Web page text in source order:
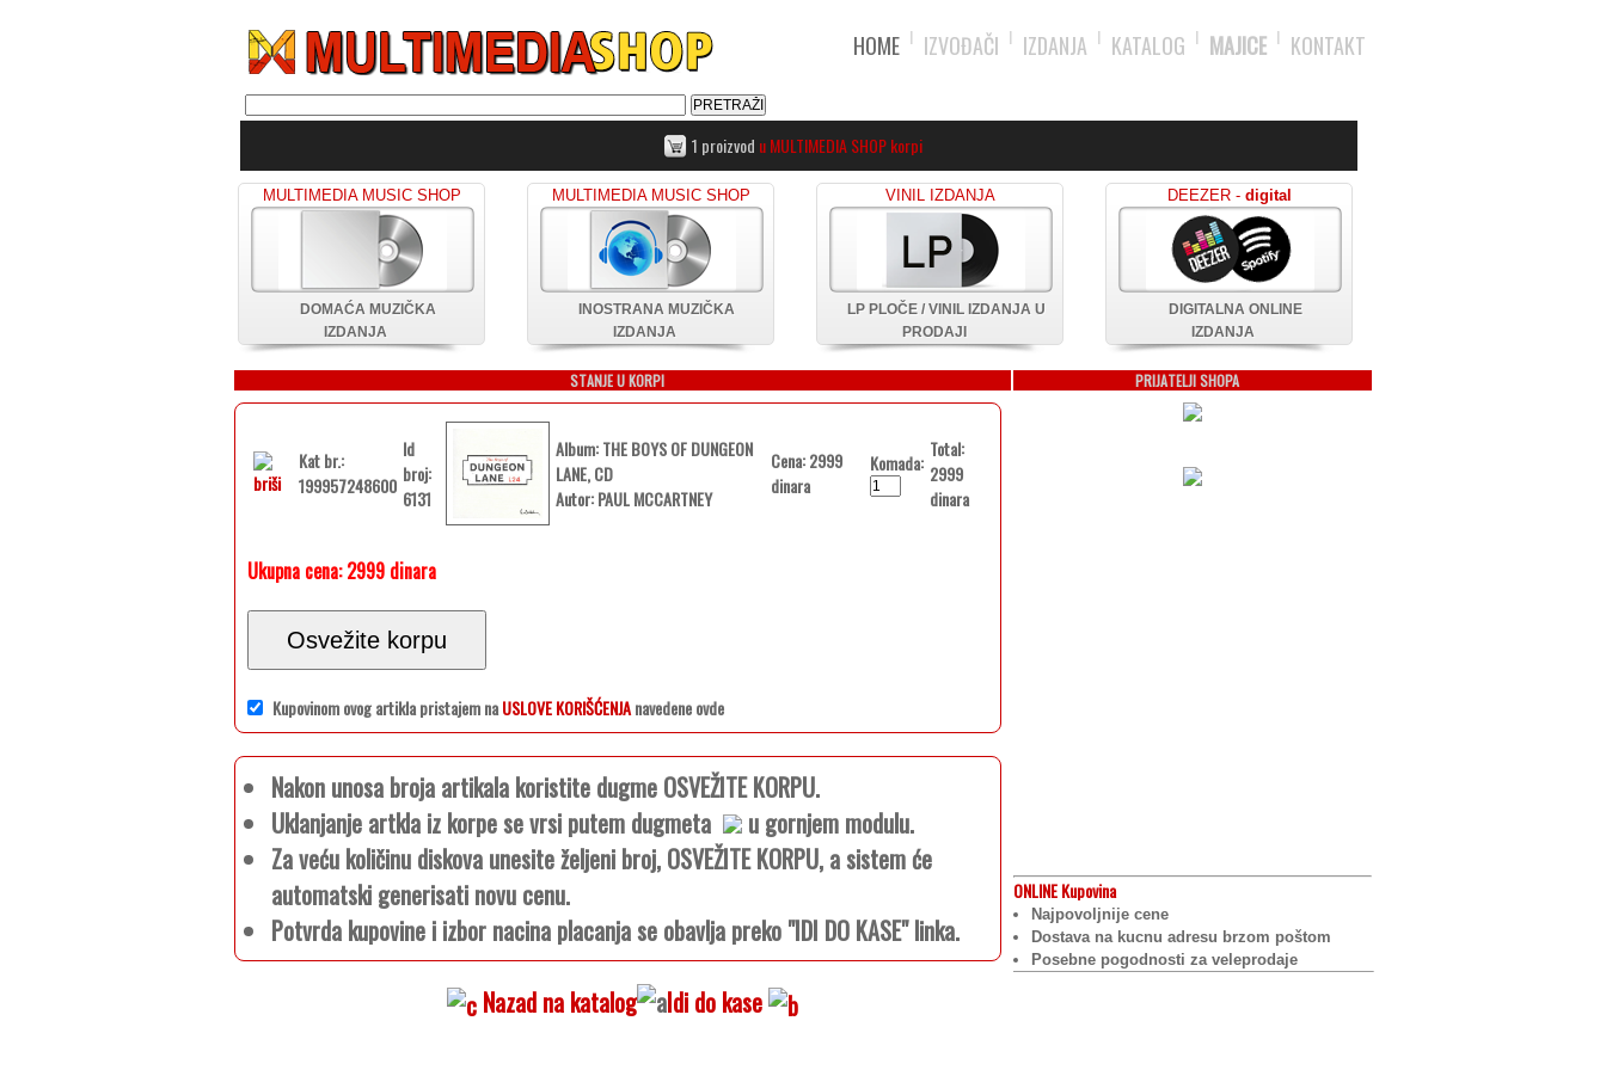
HOME IZVOĐAČI IZDANJA KATALOG MAJICE KONTAKT
1 proizvod u MULTIMEDIA SHOP korpi
MULTIMEDIA MUSIC SHOP
DOMAĆA MUZIČKA
IZDANJA
MULTIMEDIA MUSIC SHOP
INOSTRANA MUZIČKA
IZDANJA
VINIL IZDANJA
LP PLOČE / VINIL IZDANJA U
PRODAJI
DEEZER - digital
DIGITALNA ONLINE
IZDANJA
STANJE U KORPI
Kat br.:
199957248600
Id
broj:
6131
Album: THE BOYS OF DUNGEON
LANE, CD
Autor: PAUL MCCARTNEY
Cena: 2999
dinara
Komada:
Total:
2999
dinara
Ukupna cena:2999 dinara
Osvežite korpu
Kupovinom ovog artikla pristajem naUSLOVE KORIŠĆENJAnavedene ovde
Nakon unosa broja artikala koristite dugme OSVEŽITE KORPU.
Uklanjanje artkla iz korpe se vrsi putem dugmeta
u gornjem modulu.
Za veću količinu diskova unesite željeni broj, OSVEŽITE KORPU, a sistem će
automatski generisati novu cenu.
Potvrda kupovine i izbor nacina placanja se obavlja preko "IDI DO KASE" linka.
Nazad na katalog
Idi do kase
PRIJATELJI SHOPA
ONLINEKupovina
Najpovoljnije cene
Dostava na kucnu adresu brzom poštom
Posebne pogodnosti za veleprodaje